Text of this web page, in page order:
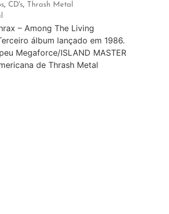
, CD's,
Thrash Metal
– Among The Living
álbum lançado em 1986.
Megaforce/ISLAND MASTER
de Thrash Metal